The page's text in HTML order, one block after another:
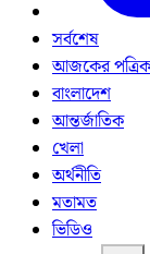
সর্বশেষ
আজকের
বাংলাদেশ
আন্তর্জাতিক
খেলা
অর্থনীতি
মতামত
ভিডিও